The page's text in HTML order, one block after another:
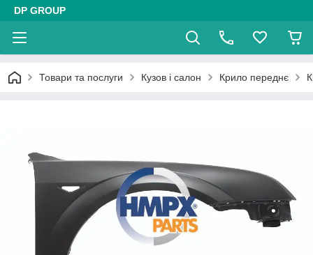
DP GROUP
Товари та послуги Кузов і салон Крило переднє